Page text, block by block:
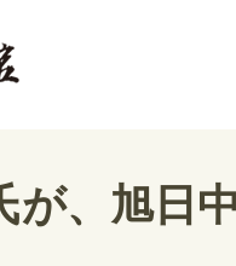
が、旭日